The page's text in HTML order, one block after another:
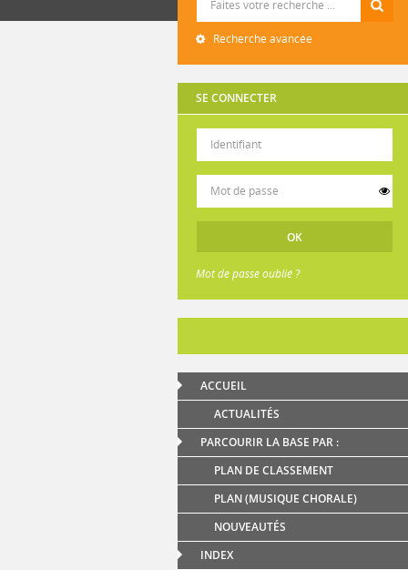
Recherche avancée
SE CONNECTER
Mot de passe oublié ?
ACCUEIL
ACTUALITÉS
PARCOURIR LA BASE PAR :
PLAN DE CLASSEMENT
PLAN (MUSIQUE CHORALE)
NOUVEAUTÉS
INDEX